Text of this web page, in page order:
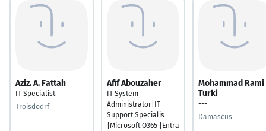
Aziz. A. Fattah
IT Specialist
Troisdodrf
Afif Abouzaher
IT System
Administrator|IT
Support Specialis
|Microsoft O365 |Entra
Mohammad Rami
Turki
---
Damascus